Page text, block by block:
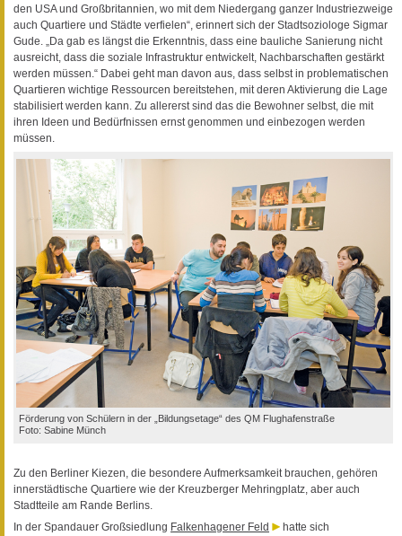
den USA und Großbritannien, wo mit dem Niedergang ganzer Industriezweige
auch Quartiere und Städte verfielen“, erinnert sich der Stadtsoziologe Sigmar
Gude. „Da gab es längst die Erkenntnis, dass eine bauliche Sanierung nicht
ausreicht, dass die soziale Infrastruktur entwickelt, Nachbarschaften gestärkt
werden müssen.“ Dabei geht man davon aus, dass selbst in problematischen
Quartieren wichtige Ressourcen bereitstehen, mit deren Aktivierung die Lage
stabilisiert werden kann. Zu allererst sind das die Bewohner selbst, die mit
ihren Ideen und Bedürfnissen ernst genommen und einbezogen werden
müssen.
Förderung von Schülern in der „Bildungsetage“ des QM Flughafenstraße
Foto: Sabine Münch
Zu den Berliner Kiezen, die besondere Aufmerksamkeit brauchen, gehören
innerstädtische Quartiere wie der Kreuzberger Mehringplatz, aber auch
Stadtteile am Rande Berlins.
In der Spandauer Großsiedlung Falkenhagener Feld
hatte sich